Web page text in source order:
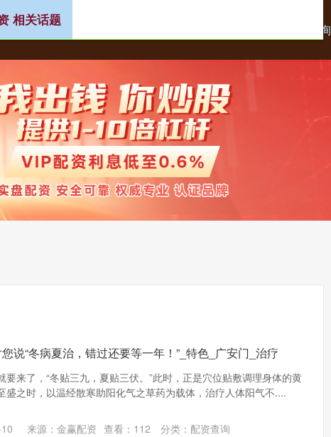
资 股票配资交流论坛 配资查询
相关话题
说“冬病夏治，错过还要等一年！”_特色_广安门_治疗
要来了，“冬贴三九，夏贴三伏。”此时，正是穴位贴敷调理身体的黄
盛之时，以温经散寒助阳化气之草药为载体，治疗人体阳气不....
来源：金赢配资 查看： 112 分类： 配资查询